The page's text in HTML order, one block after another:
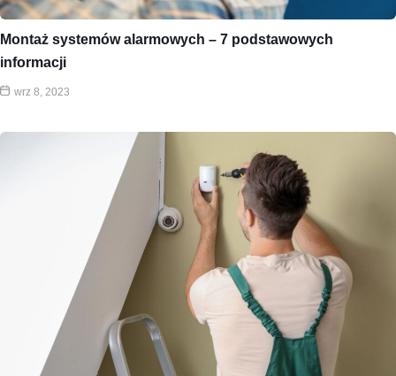
Montaż systemów alarmowych – 7 podstawowych
informacji
wrz 8, 2023